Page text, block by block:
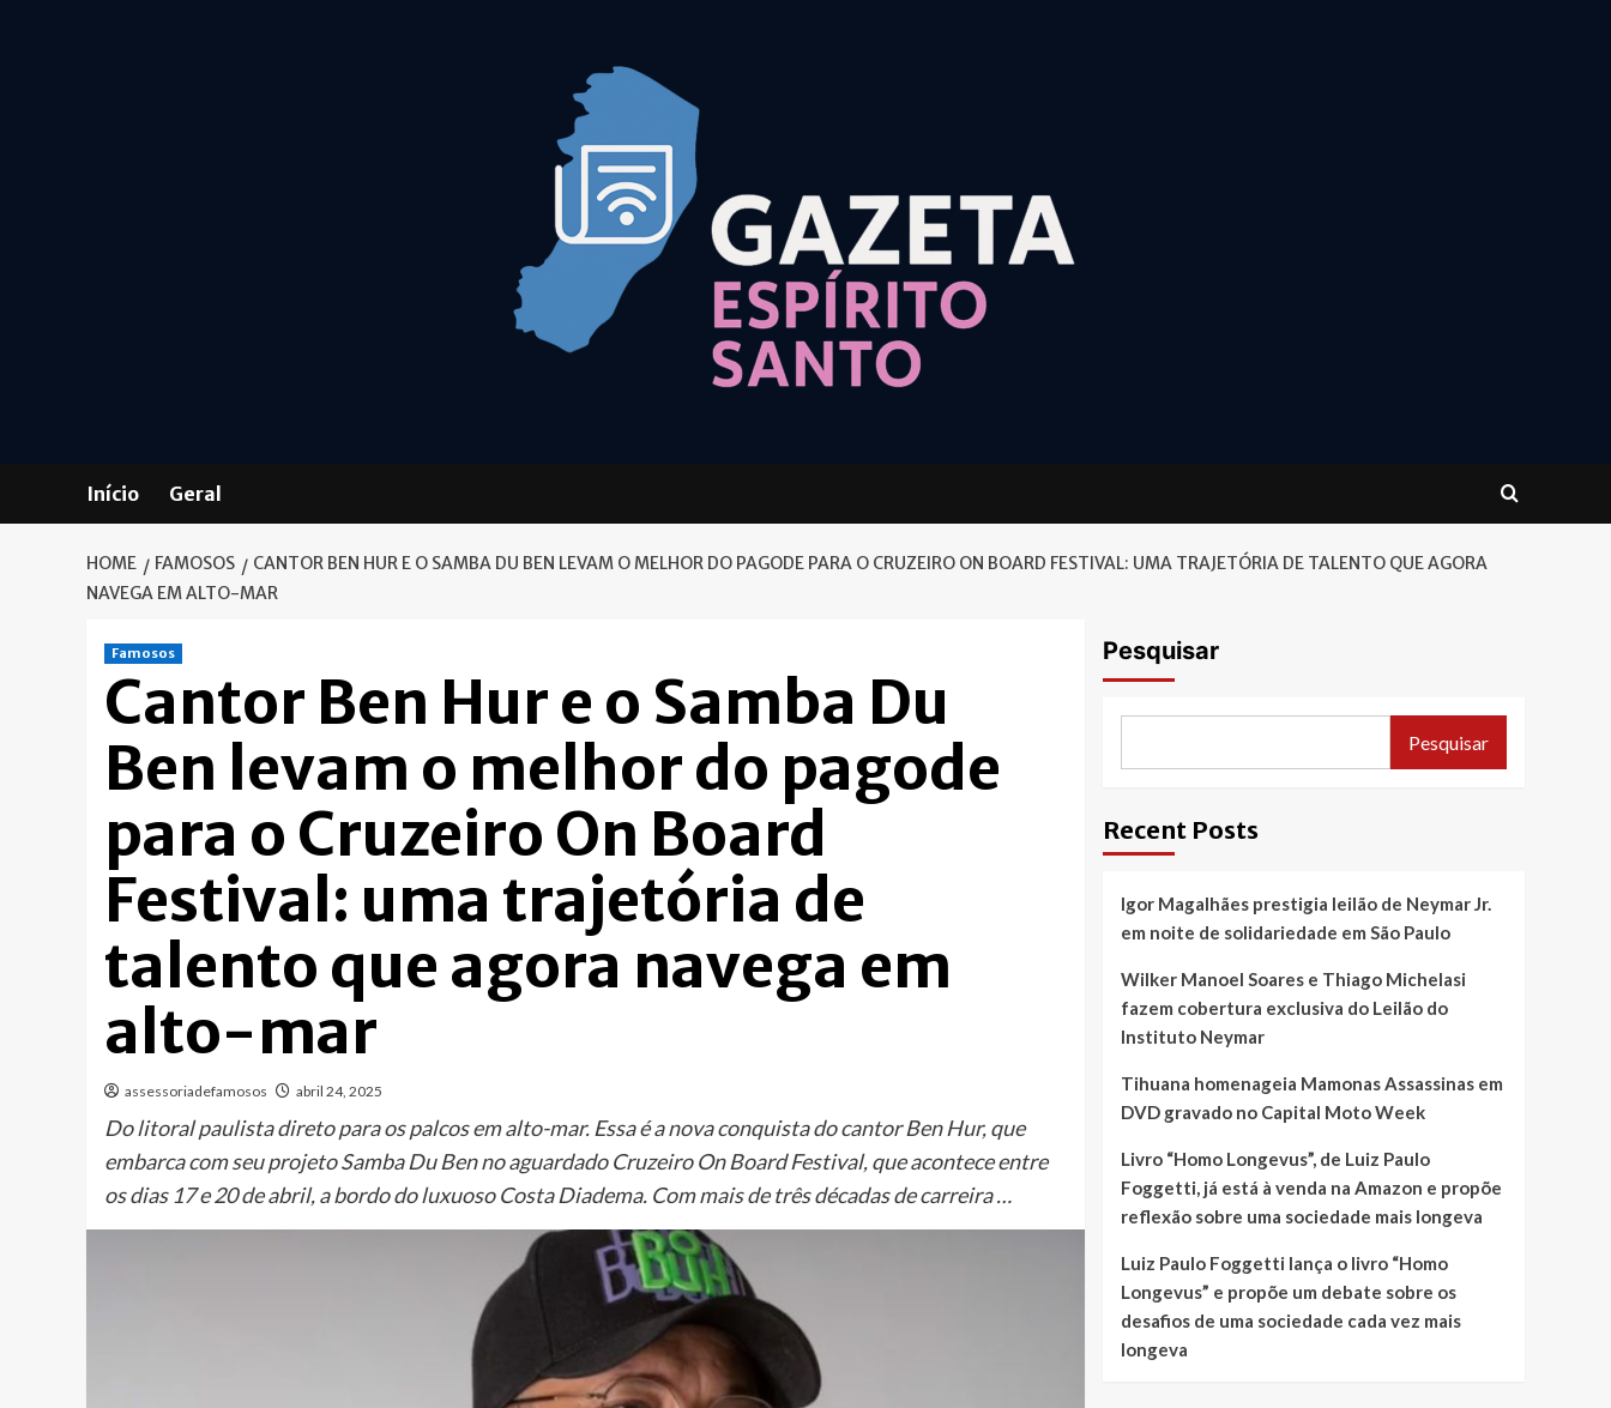
Início Geral
HOME FAMOSOS
CANTOR BEN HUR E O SAMBA DU BEN LEVAM O MELHOR DO PAGODE PARA O CRUZEIRO ON BOARD FESTIVAL: UMA TRAJETÓRIA DE TALENTO QUE AGORA
NAVEGA EM ALTO-MAR
Famosos
Cantor Ben Hur e o Samba Du
Ben levam o melhor do pagode
para o Cruzeiro On Board
Festival: uma trajetória de
talento que agora navega em
alto-mar
assessoriadefamosos abril 24, 2025
Do litoral paulista direto para os palcos em alto-mar. Essa é a nova conquista do cantor Ben Hur, que
embarca com seu projeto Samba Du Ben no aguardado Cruzeiro On Board Festival, que acontece entre
os dias 17 e 20 de abril, a bordo do luxuoso Costa Diadema. Com mais de três décadas de carreira …
Pesquisar
Pesquisar
Recent Posts
Igor Magalhães prestigia leilão de Neymar Jr.
em noite de solidariedade em São Paulo
Wilker Manoel Soares e Thiago Michelasi
fazem cobertura exclusiva do Leilão do
Instituto Neymar
Tihuana homenageia Mamonas Assassinas em
DVD gravado no Capital Moto Week
Livro “Homo Longevus”, de Luiz Paulo
Foggetti, já está à venda na Amazon e propõe
reflexão sobre uma sociedade mais longeva
Luiz Paulo Foggetti lança o livro “Homo
Longevus” e propõe um debate sobre os
desafios de uma sociedade cada vez mais
longeva